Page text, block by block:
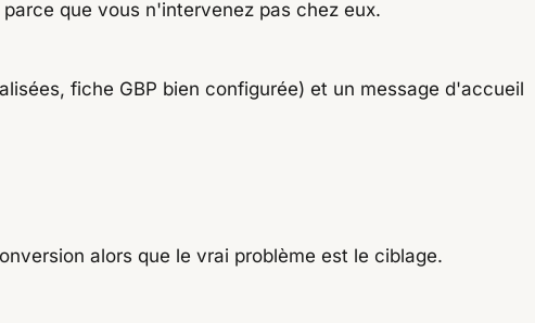
que vous n'intervenez pas chez eux.
fiche GBP bien configurée) et un message d'accueil
alors que le vrai problème est le ciblage.